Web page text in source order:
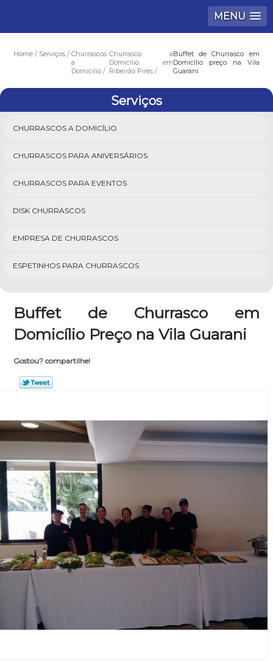
MENU
Home Serviços
Churrascos
a
Domicílio
Churrasco a
Domicílio em
Ribeirão Pires
Buffet de Churrasco em
Domicílio preço na Vila
Guarani
Serviços
CHURRASCOS A DOMICÍLIO
CHURRASCOS PARA ANIVERSÁRIOS
CHURRASCOS PARA EVENTOS
DISK CHURRASCOS
EMPRESA DE CHURRASCOS
ESPETINHOS PARA CHURRASCOS
Buffet de Churrasco em
Domicílio Preço na Vila Guarani
Gostou? compartilhe!